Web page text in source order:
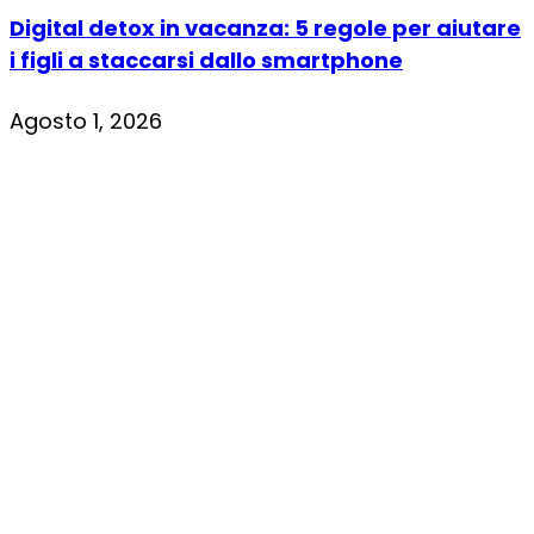
Digital detox in vacanza: 5 regole per aiutare
i figli a staccarsi dallo smartphone
Agosto 1, 2026